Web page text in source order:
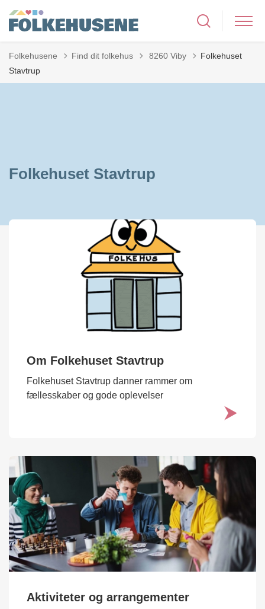
Folkehusene Find dit folkehus Tilbage til
8260 Viby
Folkehuset
Stavtrup
Folkehuset Stavtrup
Om Folkehuset Stavtrup
Folkehuset Stavtrup danner rammer om
fællesskaber og gode oplevelser
Aktiviteter og arrangementer